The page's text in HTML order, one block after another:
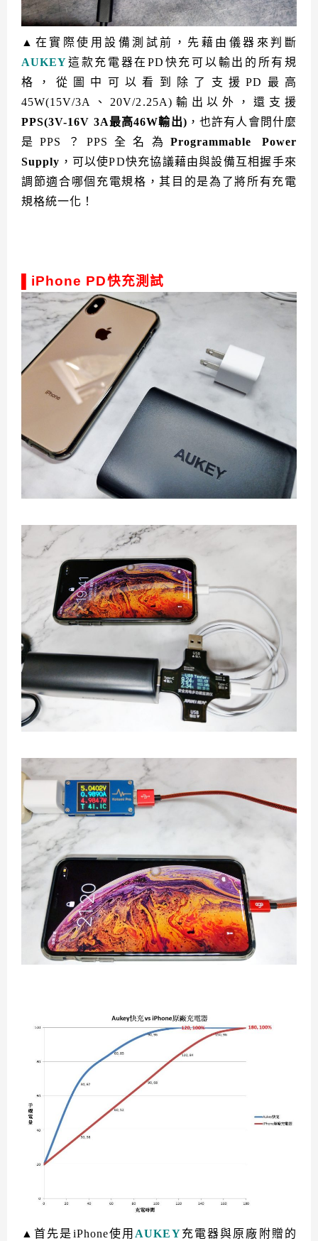
▲在實際使用設備測試前，先藉由儀器來判斷
AUKEY這款充電器在PD快充可以輸出的所有規
格，從圖中可以看到除了支援PD最高
45W(15V/3A、20V/2.25A) 輸出以外，還支援
PPS(3V-16V 3A最高46W輸出) ，也許有人會問什麼
是PPS？PPS全名為 Programmable Power
Supply ，可以使PD快充協議藉由與設備互相握手來
調節適合哪個充電規格，其目的是為了將所有充電
規格統一化！
iPhone PD快充測試
▲首先是iPhone使用AUKEY充電器與原廠附贈的